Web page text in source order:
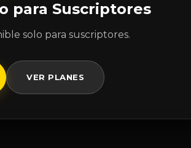
para Suscriptores
solo para suscriptores.
VER PLANES